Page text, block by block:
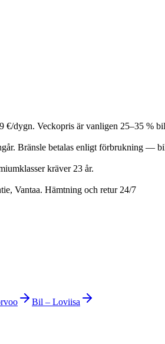
€/dygn. Veckopris är vanligen 25–35 %
Bränsle betalas enligt förbrukning —
kräver 23 år.
Vantaa. Hämtning och retur 24/7
Bil – Loviisa